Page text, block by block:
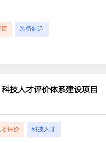
百 装备制造
技人才评价体系建设项目
才评价 科技人才